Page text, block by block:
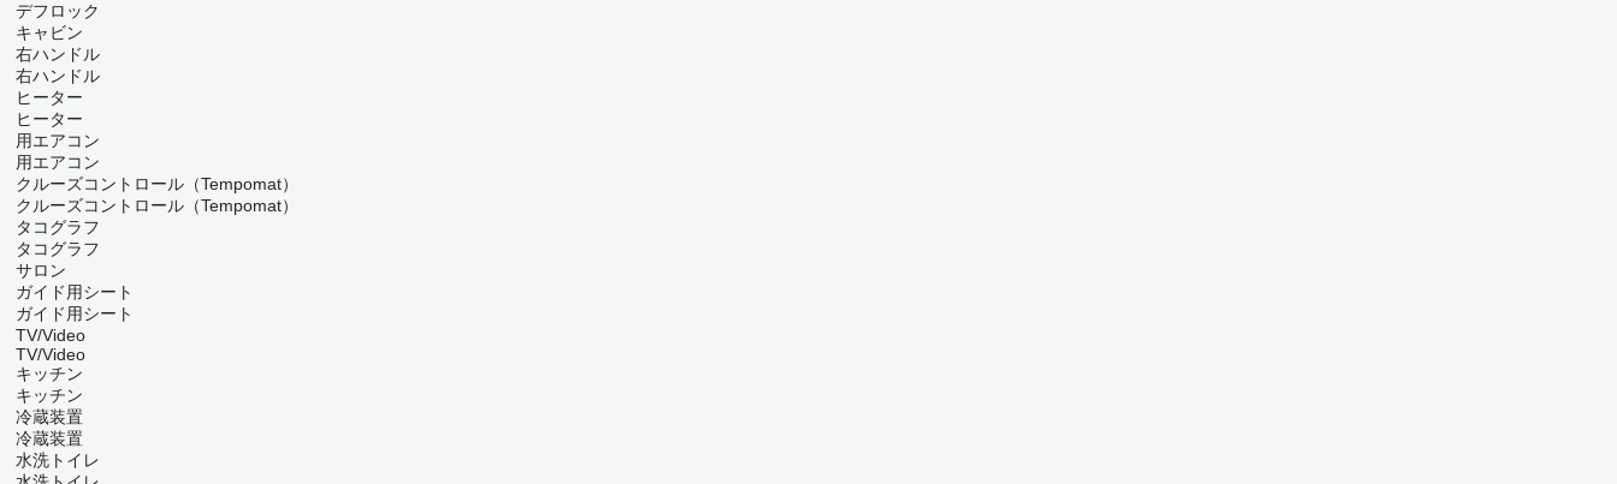
デフロック
キャビン
右ハンドル
右ハンドル
ヒーター
ヒーター
用エアコン
用エアコン
クルーズコントロール（Tempomat）
クルーズコントロール（Tempomat）
タコグラフ
タコグラフ
サロン
ガイド用シート
ガイド用シート
TV/Video
TV/Video
キッチン
キッチン
冷蔵装置
冷蔵装置
水洗トイレ